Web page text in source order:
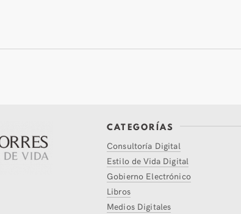
CATEGORÍAS
Consultoría Digital
Estilo de Vida Digital
Gobierno Electrónico
Libros
Medios Digitales